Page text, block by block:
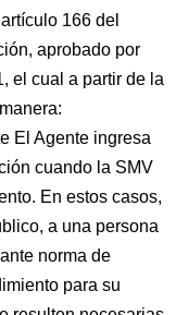
166 del
aprobado por
el cual a partir de la
El Agente ingresa
cuando la SMV
En estos casos,
a una persona
norma de
para su